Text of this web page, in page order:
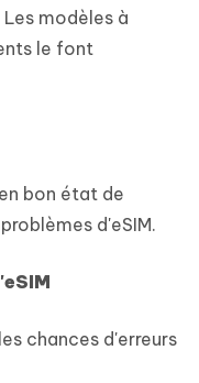
Les modèles à
le font
bon état de
d'eSIM.
chances d'erreurs